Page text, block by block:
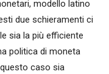
modello latino
due schieramenti ci
sia la più efficiente
politica di moneta
caso sia